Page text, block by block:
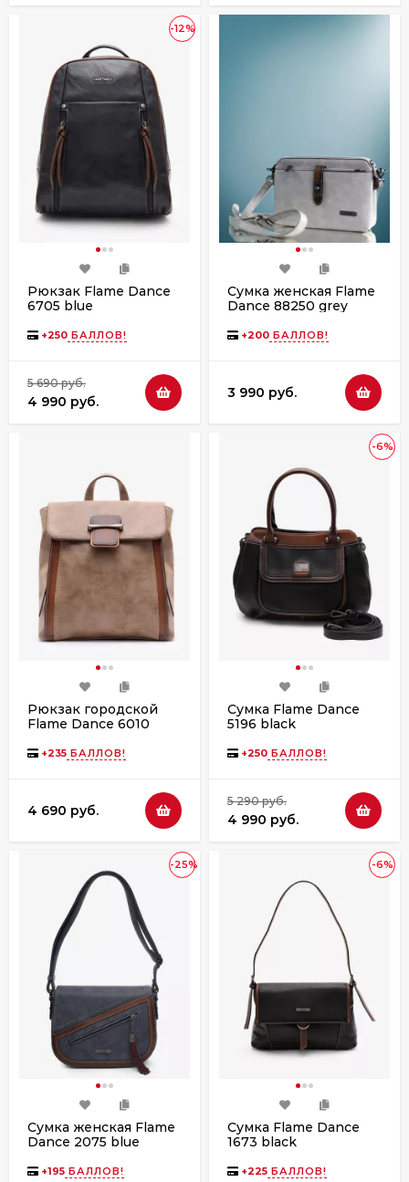
-12%
Рюкзак Flame Dance
6705 blue
+250 БАЛЛОВ!
5 690 руб.
4 990 руб.
Сумка женская Flame
Dance 88250 grey
+200 БАЛЛОВ!
3 990 руб.
Рюкзак городской
Flame Dance 6010
+235 БАЛЛОВ!
4 690 руб.
-6%
Сумка Flame Dance
5196 black
+250 БАЛЛОВ!
5 290 руб.
4 990 руб.
-25%
Сумка женская Flame
Dance 2075 blue
+195 БАЛЛОВ!
-6%
Сумка Flame Dance
1673 black
+225 БАЛЛОВ!